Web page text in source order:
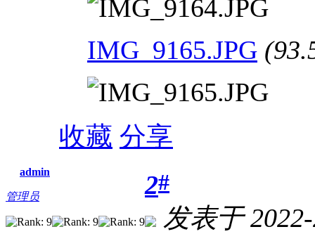
IMG_9165.JPG
收藏 分享
admin
管理员 2#
发表于